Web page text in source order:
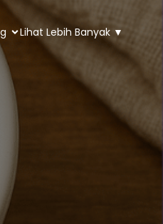
Lihat Lebih Banyak ▼